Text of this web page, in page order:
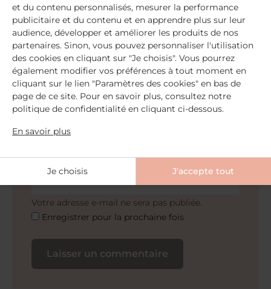
Nom ou pseudo*
Adresse e-mail*
Votre adresse e-mail ne sera pas publiée.
Enregistrer pour la prochaine fois
et du contenu personnalisés, mesurer la performance
publicitaire et du contenu et en apprendre plus sur leur
audience, développer et améliorer les produits de nos
partenaires. Sinon, vous pouvez personnaliser l'utilisation
des cookies en cliquant sur "Je choisis". Vous pourrez
également modifier vos préférences à tout moment en
cliquant sur le lien "Paramètres des cookies" en bas de
page de ce site. Pour en savoir plus, consultez notre
politique de confidentialité en cliquant ci-dessous.
En savoir plus
Je choisis J'accepte tout